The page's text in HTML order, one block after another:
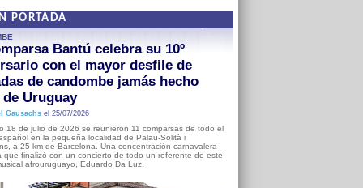
PORTADA
Bantú celebra su 10º
con el mayor desfile de
de candombe jamás hecho
Uruguay
Gausachsel 25/07/2026
18 de julio de 2026 se reunieron 11 comparsas de todo el
en la pequeña localidad de Palau-Solità i
a 25 km de Barcelona. Una concentración carnavalera
que finalizó con un concierto de todo un referente de este
afrouruguayo, Eduardo Da Luz.